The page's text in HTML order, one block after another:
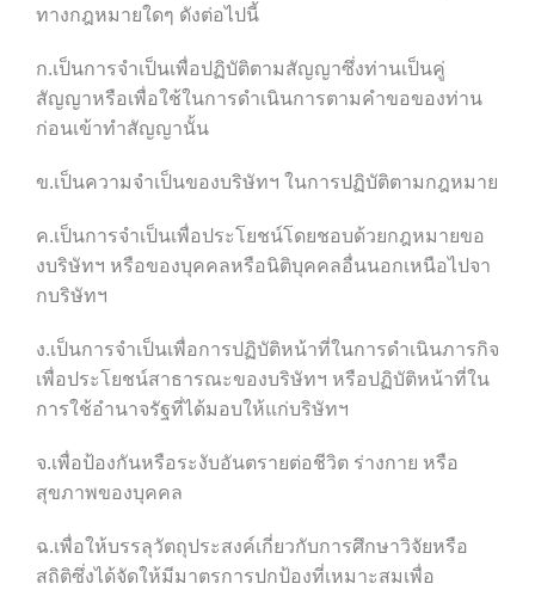
ทางกฎหมายใดๆ ดังต่อไปนี้
ก.เป็นการจำเป็นเพื่อปฏิบัติตามสัญญาซึ่งท่านเป็นคู่
สัญญาหรือเพื่อใช้ในการดำเนินการตามคำขอของท่าน
ก่อนเข้าทำสัญญานั้น
ข.เป็นความจำเป็นของบริษัทฯ ในการปฏิบัติตามกฎหมาย
ค.เป็นการจำเป็นเพื่อประโยชน์โดยชอบด้วยกฎหมายขอ
งบริษัทฯ หรือของบุคคลหรือนิติบุคคลอื่นนอกเหนือไปจา
กบริษัทฯ
ง.เป็นการจำเป็นเพื่อการปฏิบัติหน้าที่ในการดำเนินภารกิจ
เพื่อประโยชน์สาธารณะของบริษัทฯ หรือปฏิบัติหน้าที่ใน
การใช้อำนาจรัฐที่ได้มอบให้แก่บริษัทฯ
จ.เพื่อป้องกันหรือระงับอันตรายต่อชีวิต ร่างกาย หรือ
สุขภาพของบุคคล
ฉ.เพื่อให้บรรลุวัตถุประสงค์เกี่ยวกับการศึกษาวิจัยหรือ
สถิติซึ่งได้จัดให้มีมาตรการปกป้องที่เหมาะสมเพื่อ